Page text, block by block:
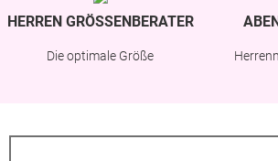
HERREN GRÖSSENBERATER
Die optimale Größe